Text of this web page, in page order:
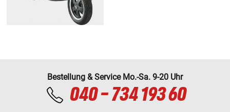
Bestellung & Service Mo.-Sa. 9-20 Uhr
040 - 734 193 60